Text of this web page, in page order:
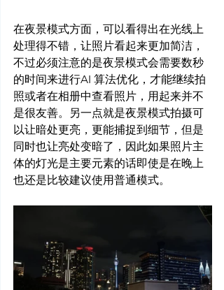
在夜景模式方面，可以看得出在光线上
处理得不错，让照片看起来更加简洁，
不过必须注意的是夜景模式会需要数秒
的时间来进行AI 算法优化，才能继续拍
照或者在相册中查看照片，用起来并不
是很友善。另一点就是夜景模式拍摄可
以让暗处更亮，更能捕捉到细节，但是
同时也让亮处变暗了，因此如果照片主
体的灯光是主要元素的话即使是在晚上
也还是比较建议使用普通模式。